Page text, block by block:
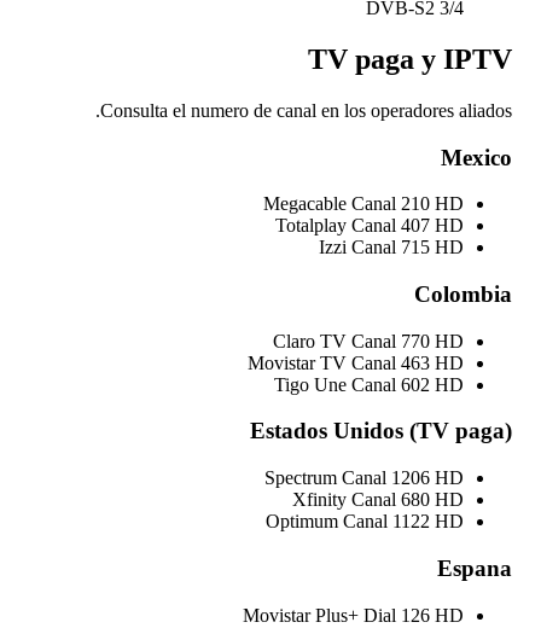
Consulta el